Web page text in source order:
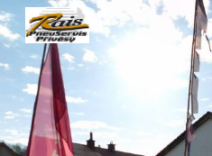
Skip to main content